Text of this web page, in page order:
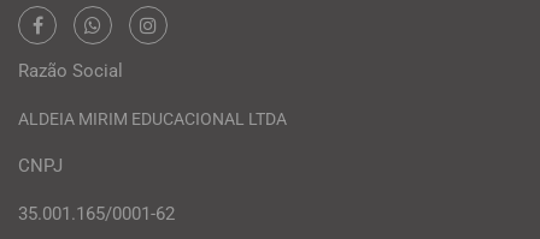
Razão Social
ALDEIA MIRIM EDUCACIONAL LTDA
CNPJ
35.001.165/0001-62